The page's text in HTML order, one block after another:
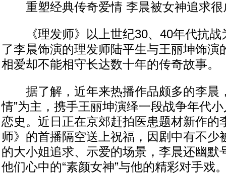
重塑经典传奇爱情 李晨被女神追求很
《理发师》以上世纪30、40年代抗战
了李晨饰演的理发师陆平生与王丽坤饰演
相爱却不能相守长达数十年的传奇故事。
据了解，近年来热播作品颇多的李晨
情”为主，携手王丽坤演绎一段战争年代
恋史。近日正在京郊赶拍医患题材新作的
师》的首播隔空送上祝福，因剧中有不少
的大小姐追求、示爱的场景，李晨还幽默
他们心中的“素颜女神”与他的精彩对手戏